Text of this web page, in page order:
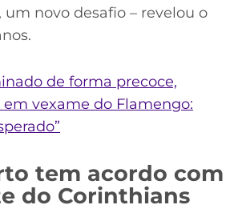
novo desafio – revelou o
de forma precoce,
vexame do Flamengo:
tem acordo com
do Corinthians